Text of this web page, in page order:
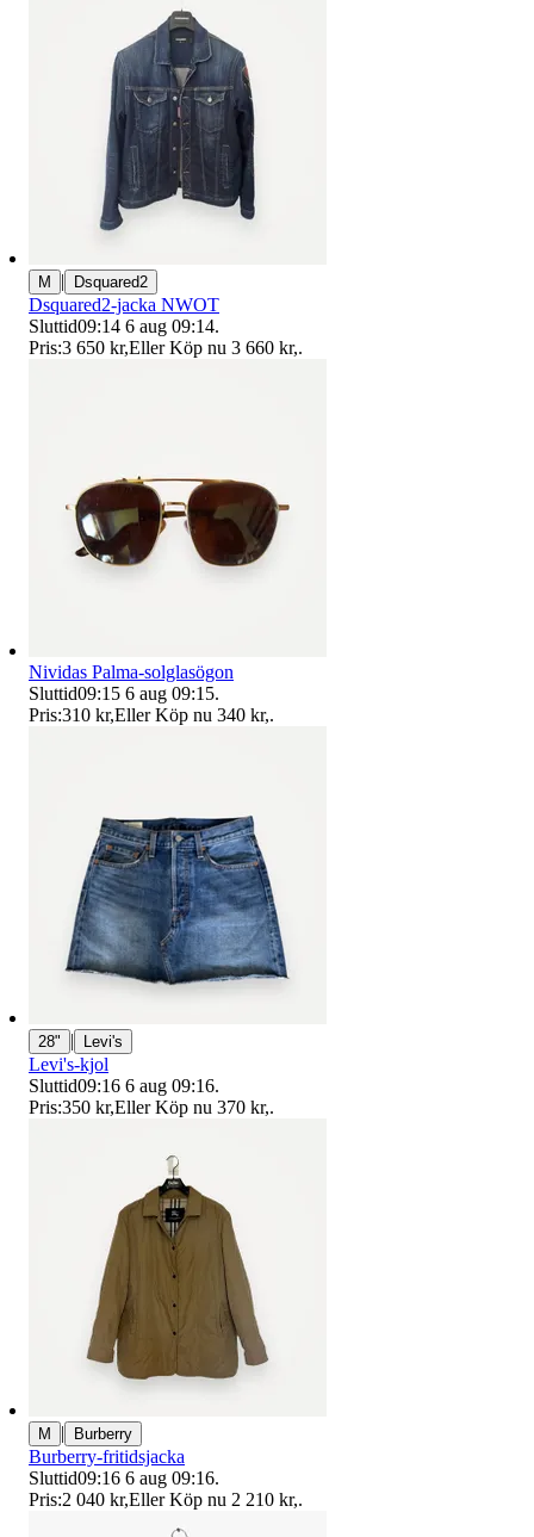
M | Dsquared2
Dsquared2-jacka NWOT
Sluttid09:14 6 aug 09:14.
Pris:3 650 kr,Eller Köp nu 3 660 kr,.
Nividas Palma-solglasögon
Sluttid09:15 6 aug 09:15.
Pris:310 kr,Eller Köp nu 340 kr,.
28" | Levi's
Levi's-kjol
Sluttid09:16 6 aug 09:16.
Pris:350 kr,Eller Köp nu 370 kr,.
M | Burberry
Burberry-fritidsjacka
Sluttid09:16 6 aug 09:16.
Pris:2 040 kr,Eller Köp nu 2 210 kr,.